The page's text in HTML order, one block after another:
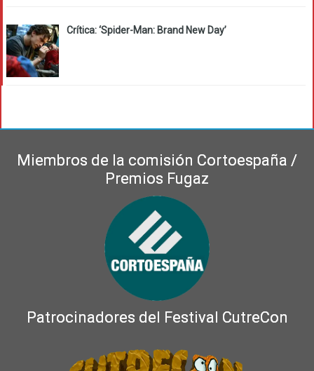
Crítica: ‘Spider-Man: Brand New Day’
Miembros de la comisión Cortoespaña /
Premios Fugaz
Patrocinadores del Festival CutreCon